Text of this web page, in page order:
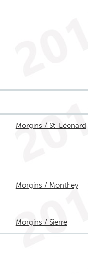
Morgins / St-Léonard
Morgins / Monthey
Morgins / Sierre